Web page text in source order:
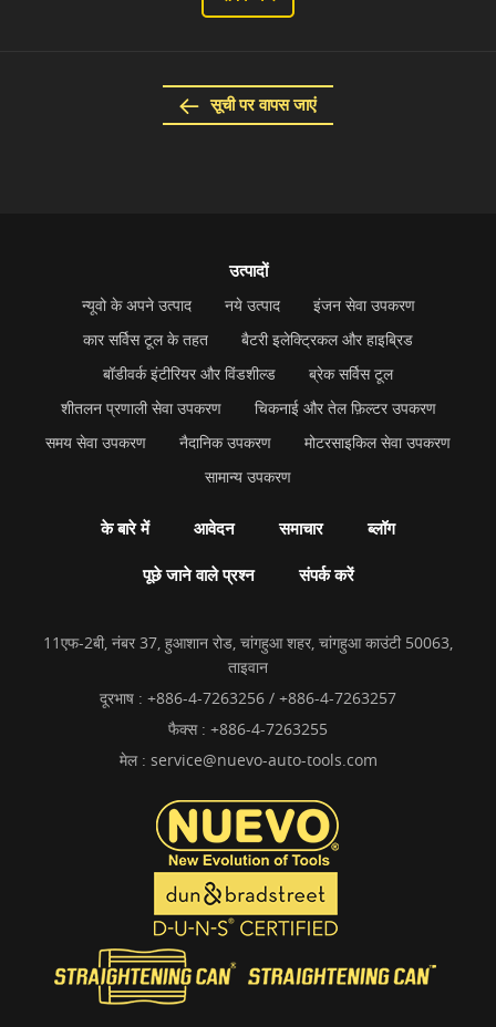
सूची पर वापस जाएं
उत्पादों
न्यूवो के अपने उत्पाद नये उत्पाद
इंजन सेवा उपकरण
कार सर्विस टूल के तहत
बैटरी इलेक्ट्रिकल और हाइब्रिड
बॉडीवर्क इंटीरियर और विंडशील्ड
ब्रेक सर्विस टूल
शीतलन प्रणाली सेवा उपकरण
चिकनाई और तेल फ़िल्टर उपकरण
समय सेवा उपकरण
नैदानिक उपकरण
मोटरसाइकिल सेवा उपकरण
सामान्य उपकरण
के बारे में आवेदन समाचार ब्लॉग
पूछे जाने वाले प्रश्न संपर्क करें
11एफ-2बी, नंबर 37, हुआशान रोड, चांगहुआ शहर, चांगहुआ काउंटी 50063,
ताइवान
दूरभाष : +886-4-7263256 / +886-4-7263257
फैक्स : +886-4-7263255
मेल : service@nuevo-auto-tools.com